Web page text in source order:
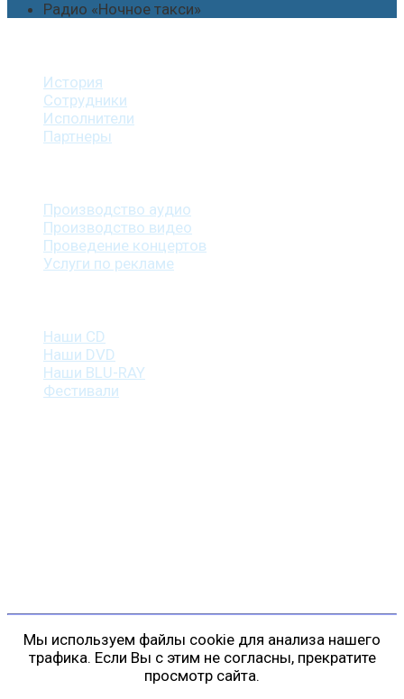
Радио «Ночное такси»
История
Сотрудники
Исполнители
Партнеры
Производство аудио
Производство видео
Проведение концертов
Услуги по рекламе
Наши CD
Наши DVD
Наши BLU-RAY
Фестивали
Мы используем файлы cookie для анализа нашего
трафика. Если Вы с этим не согласны, прекратите
просмотр сайта.